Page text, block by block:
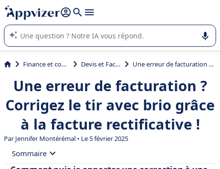
répondre (plusieurs lignes avec
L'IA de Appvizer vous guide dans l'utilisation ou la sélection de
logiciel SaaS en entreprise.
Finance et comptabilité Devis et Facturation Une erreur de facturation ? Corrigez le tir avec brio grâce à la facture rectificative !
Une erreur de facturation ?
Corrigez le tir avec brio grâce
à la facture rectificative !
ParJennifer Montérémal • Le 5 février 2025
Sommaire